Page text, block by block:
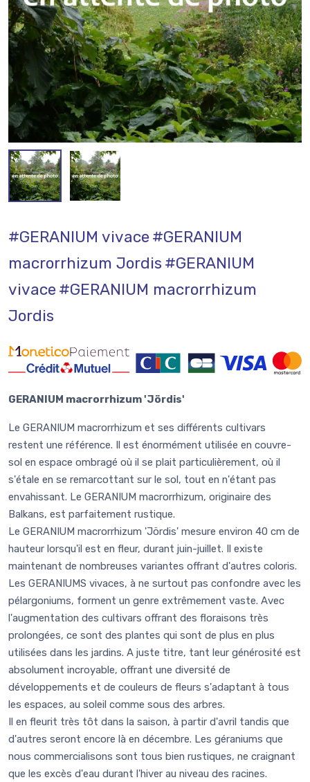
#GERANIUM vivace#GERANIUM
macrorrhizum Jordis#GERANIUM
vivace#GERANIUM macrorrhizum
Jordis
GERANIUM macrorrhizum 'Jördis'
Le GERANIUM macrorrhizum et ses différents cultivars
restent une référence. Il est énormément utilisée en couvre-
sol en espace ombragé où il se plait particulièrement, où il
s'étale en se remarcottant sur le sol, tout en n'étant pas
envahissant. Le GERANIUM macrorrhizum, originaire des
Balkans, est parfaitement rustique.
Le GERANIUM macrorrhizum 'Jördis' mesure environ 40 cm de
hauteur lorsqu'il est en fleur, durant juin-juillet. Il existe
maintenant de nombreuses variantes offrant d'autres coloris.
Les GERANIUMS vivaces, à ne surtout pas confondre avec les
pélargoniums, forment un genre extrêmement vaste. Avec
l'augmentation des cultivars offrant des floraisons très
prolongées, ce sont des plantes qui sont de plus en plus
utilisées dans les jardins. A juste titre, tant leur générosité est
absolument incroyable, offrant une diversité de
développements et de couleurs de fleurs s'adaptant à tous
les espaces, au soleil comme sous des arbres.
Il en fleurit très tôt dans la saison, à partir d'avril tandis que
d'autres seront encore là en décembre. Les géraniums que
nous commercialisons sont tous bien rustiques, ne craignant
que les excès d'eau durant l'hiver au niveau des racines.